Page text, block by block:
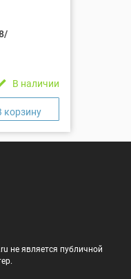
В наличии
не является публичной